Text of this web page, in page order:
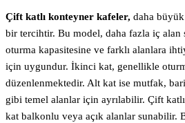
Çift katlı konteyner kafeler, daha
bir tercihtir. Bu model, daha fazla iç alan
oturma kapasitesine ve farklı alanlara
için uygundur. İkinci kat, genellikle
düzenlenmektedir. Alt kat ise mutfak,
gibi temel alanlar için ayrılabilir. Çift
kat balkonlu veya açık alanlar sunabilir.